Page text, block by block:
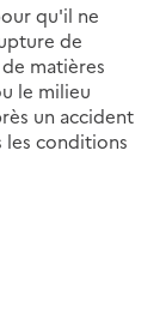
qu'il ne
de
matières
le milieu
un accident
les conditions